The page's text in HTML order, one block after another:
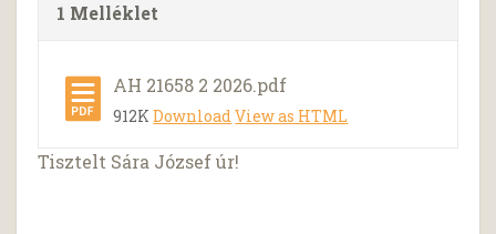
1 Melléklet
AH 21658 2 2026.pdf
912KDownloadView as HTML
Tisztelt Sára József úr!